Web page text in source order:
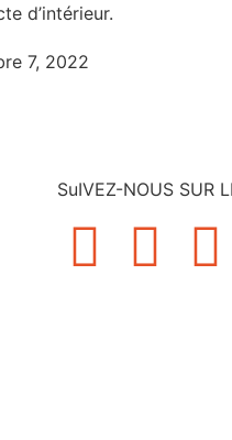
d’intérieur.
7, 2022
SuIVEZ-NOUS SUR